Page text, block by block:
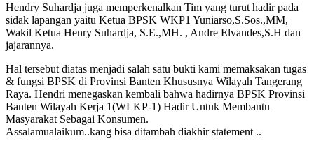
Hendry Suhardja juga memperkenalkan Tim yang turut hadir pada
sidak lapangan yaitu Ketua BPSK WKP1 Yuniarso,S.Sos.,MM,
Wakil Ketua Henry Suhardja, S.E.,MH. , Andre Elvandes,S.H dan
jajarannya.
Hal tersebut diatas menjadi salah satu bukti kami memaksakan tugas
& fungsi BPSK di Provinsi Banten Khususnya Wilayah Tangerang
Raya. Hendri menegaskan kembali bahwa hadirnya BPSK Provinsi
Banten Wilayah Kerja 1(WLKP-1) Hadir Untuk Membantu
Masyarakat Sebagai Konsumen.
Assalamualaikum..kang bisa ditambah diakhir statement ..